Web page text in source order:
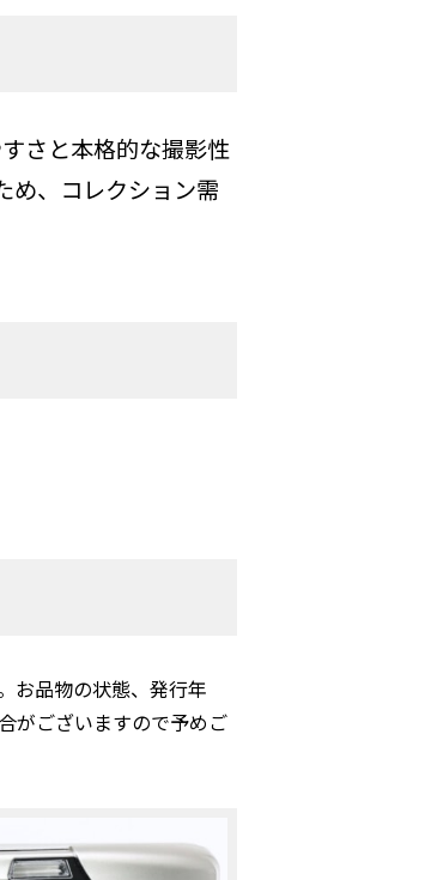
さと本格的な撮影性
め、コレクション需
お品物の状態、発行年
がございますので予めご